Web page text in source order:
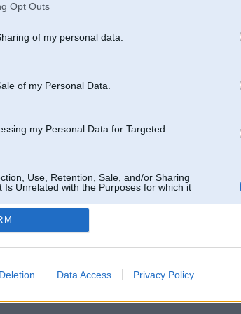
Opt Outs
of my personal data.
of my Personal Data.
my Personal Data for Targeted
Use, Retention, Sale, and/or Sharing
Is Unrelated with the Purposes for which it
Data Access Privacy Policy